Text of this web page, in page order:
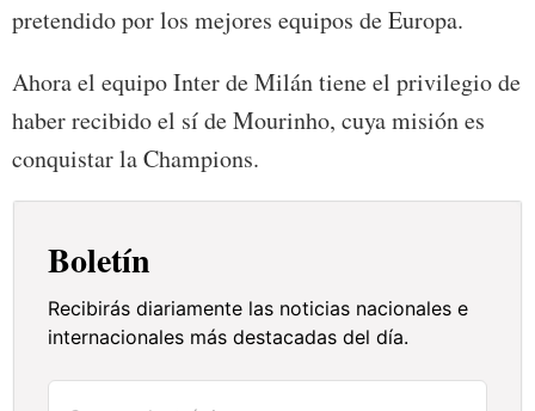
pretendido por los mejores equipos de Europa.
Ahora el equipo Inter de Milán tiene el privilegio de
haber recibido el sí de Mourinho, cuya misión es
conquistar la Champions.
Boletín
Recibirás diariamente las noticias nacionales e
internacionales más destacadas del día.